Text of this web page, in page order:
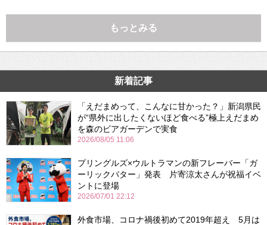
もっとみる
新着記事
「えだまめって、こんなに甘かった？」新潟県民
が“県外に出したくないほど食べる”極上えだまめ
を森のビアガーデンで実食
2026/08/05 11:06
プリングルズ×ウルトラマンの新フレーバー「ガ
ーリックバター」発表 片寄涼太さんが祝福イベ
ントに登場
2026/07/01 22:12
外食市場、コロナ禍後初めて2019年超え 5月は